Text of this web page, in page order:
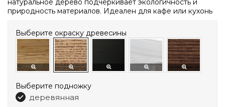
натуральное дерево подчеркивает экологичность и
природность материалов. Идеален для кафе или кухонь
Выберите окраску древесины
Выберите подножку
деревянная